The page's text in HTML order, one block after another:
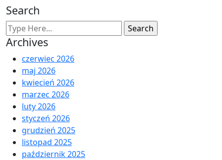
Search
Archives
czerwiec 2026
maj 2026
kwiecień 2026
marzec 2026
luty 2026
styczeń 2026
grudzień 2025
listopad 2025
październik 2025